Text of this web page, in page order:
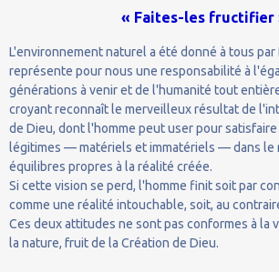
« Faites-les fructifier
L'environnement naturel a été donné à tous par
représente pour nous une responsabilité à
générations à venir et de l'humanité tout
croyant reconnaît le merveilleux résultat de
de Dieu, dont l'homme peut user pour
légitimes — matériels et immatériels — dans le
équilibres propres à la réalité créée.
Si cette vision se perd, l'homme finit soit par
comme une réalité intouchable, soit, au
Ces deux attitudes ne sont pas conformes à la
la nature, fruit de la Création de Dieu.